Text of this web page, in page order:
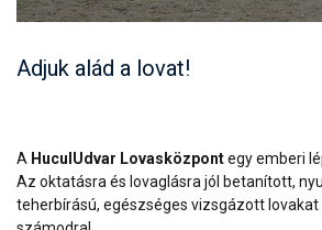
Adjuk alád a lovat!
A HuculUdvar Lovasközpontegy emberi
Az oktatásra és lovaglásra jól betanított,
teherbírású, egészséges vizsgázott